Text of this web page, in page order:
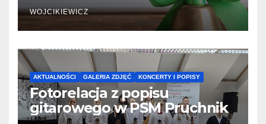
WOJCIKIEWICZ
AKTUALNOŚCI GALERIA ZDJĘĆ KONCERTY I POPISY
Fotorelacja z popisu
gitarowego w PSM Pruchnik